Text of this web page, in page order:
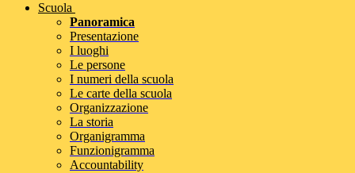
Scuola
Panoramica
Presentazione
I luoghi
Le persone
I numeri della scuola
Le carte della scuola
Organizzazione
La storia
Organigramma
Funzionigramma
Accountability